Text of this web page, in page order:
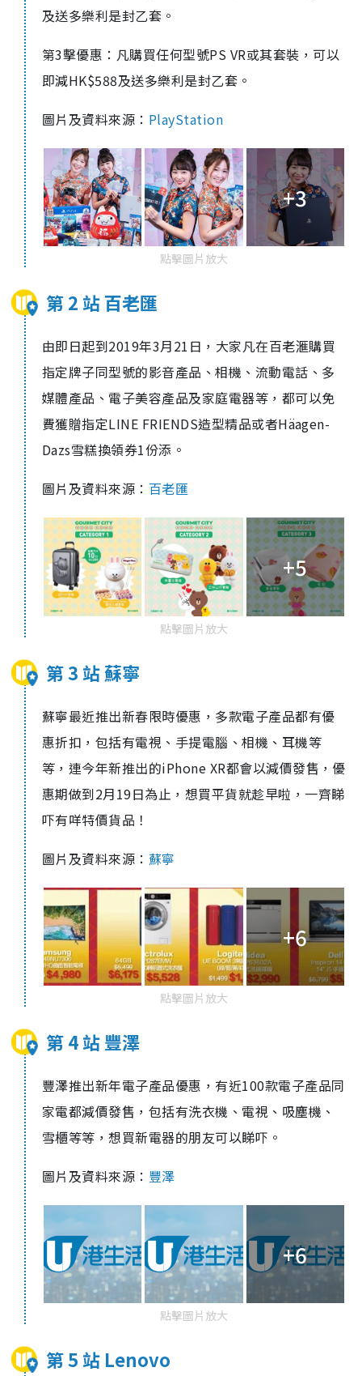
及送多樂利是封乙套。
第3擊優惠：凡購買任何型號PS VR或其套裝，可以
即減HK$588及送多樂利是封乙套。
圖片及資料來源： PlayStation
+3
點擊圖片放大
第 2 站 百老匯
由即日起到2019年3月21日，大家凡在百老滙購買
指定牌子同型號的影音產品、相機、流動電話、多
媒體產品、電子美容產品及家庭電器等，都可以免
費獲贈指定LINE FRIENDS造型精品或者Häagen-
Dazs雪糕換領券1份添。
圖片及資料來源： 百老匯
+5
點擊圖片放大
第 3 站 蘇寧
蘇寧最近推出新春限時優惠，多款電子產品都有優
惠折扣，包括有電視、手提電腦、相機、耳機等
等，連今年新推出的iPhone XR都會以減價發售，優
惠期做到2月19日為止，想買平貨就趁早啦，一齊睇
吓有咩特價貨品！
圖片及資料來源： 蘇寧
+6
點擊圖片放大
第 4 站 豐澤
豐澤推出新年電子產品優惠，有近100款電子產品同
家電都減價發售，包括有洗衣機、電視、吸塵機、
雪櫃等等，想買新電器的朋友可以睇吓。
圖片及資料來源： 豐澤
+6
點擊圖片放大
第 5 站 Lenovo